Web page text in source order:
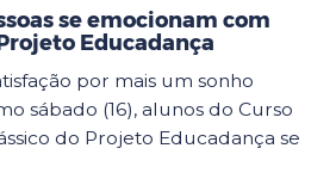
se emocionam com
Educadança
por mais um sonho
sábado (16), alunos do Curso
do Projeto Educadança se